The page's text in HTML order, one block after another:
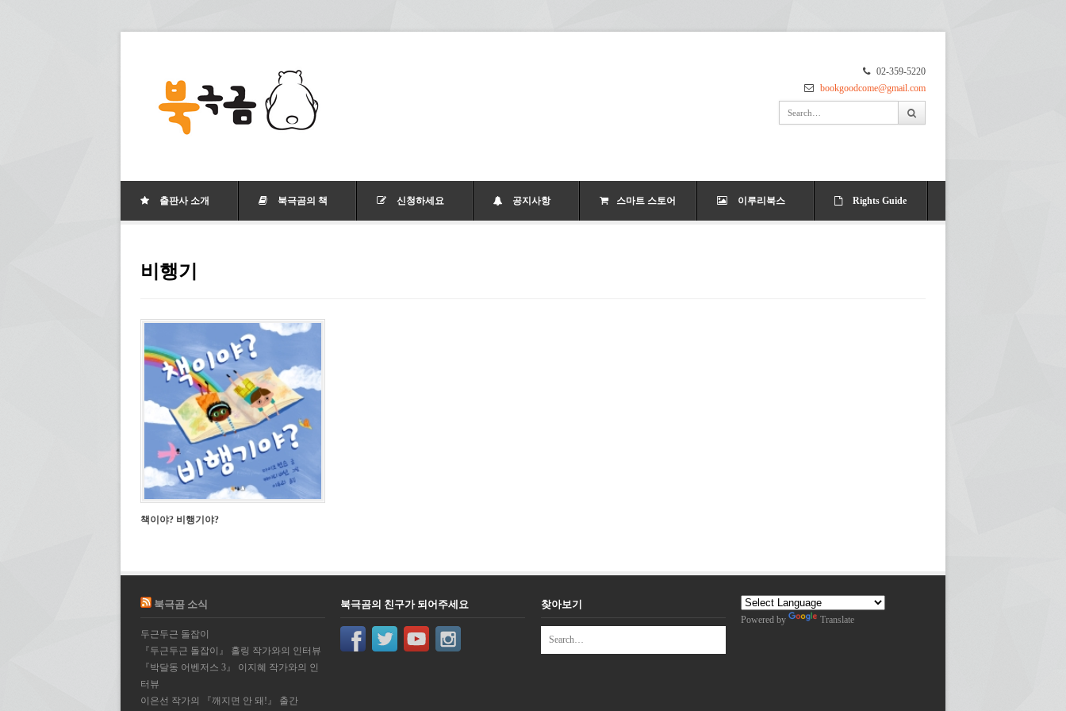
02-359-5220
bookgoodcome@gmail.com
출판사 소개 북극곰의 책 신청하세요 공지사항 스마트 스토어 이루리북스 Rights Guide
비행기
책이야? 비행기야?
북극곰 소식
두근두근 돌잡이
『두근두근 돌잡이』 홀링 작가와의 인터뷰
『박달동 어벤저스 3』 이지혜 작가와의 인
터뷰
이은선 작가의 『깨지면 안 돼!』 출간
북극곰의 친구가 되어주세요 찾아보기
Powered by Translate